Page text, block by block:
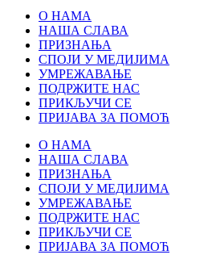
О НАМА
НАША СЛАВА
ПРИЗНАЊА
СПОЈИ У МЕДИЈИМА
УМРЕЖАВАЊЕ
ПОДРЖИТЕ НАС
ПРИКЉУЧИ СЕ
ПРИЈАВА ЗА ПОМОЋ
О НАМА
НАША СЛАВА
ПРИЗНАЊА
СПОЈИ У МЕДИЈИМА
УМРЕЖАВАЊЕ
ПОДРЖИТЕ НАС
ПРИКЉУЧИ СЕ
ПРИЈАВА ЗА ПОМОЋ